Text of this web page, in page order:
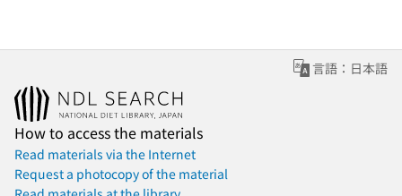
言語：日本語
How to access the materials
Read materials via the Internet
Request a photocopy of the material